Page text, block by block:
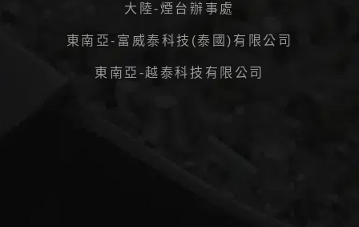
大陸-煙台辦事處
東南亞-富威泰科技(泰國)有限公司
東南亞-越泰科技有限公司